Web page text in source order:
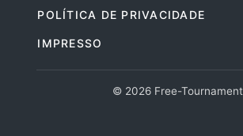
POLÍTICA DE PRIVACIDADE
IMPRESSO
© 2026 Free-Tournament